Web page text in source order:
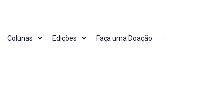
Colunas Edições Faça uma Doação ···